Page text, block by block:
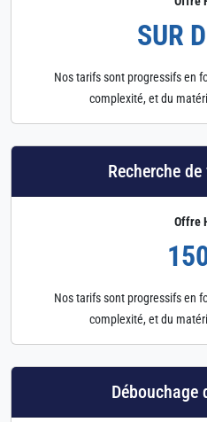
SUR
Nos tarifs sont progressifs en
complexité, et du
Recherche
Offre
Nos tarifs sont progressifs en
complexité, et du
Débouchage